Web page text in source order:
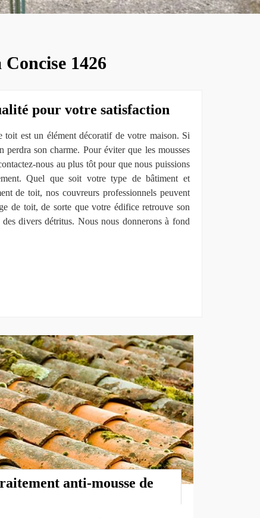
1426
pour votre satisfaction
toit est un élément décoratif de votre maison. Si
perdra son charme. Pour éviter que les mousses
nous au plus tôt pour que nous puissions
Quel que soit votre type de bâtiment et
de toit, nos couvreurs professionnels peuvent
de toit, de sorte que votre édifice retrouve son
des divers détritus. Nous nous donnerons à fond
anti-mousse de